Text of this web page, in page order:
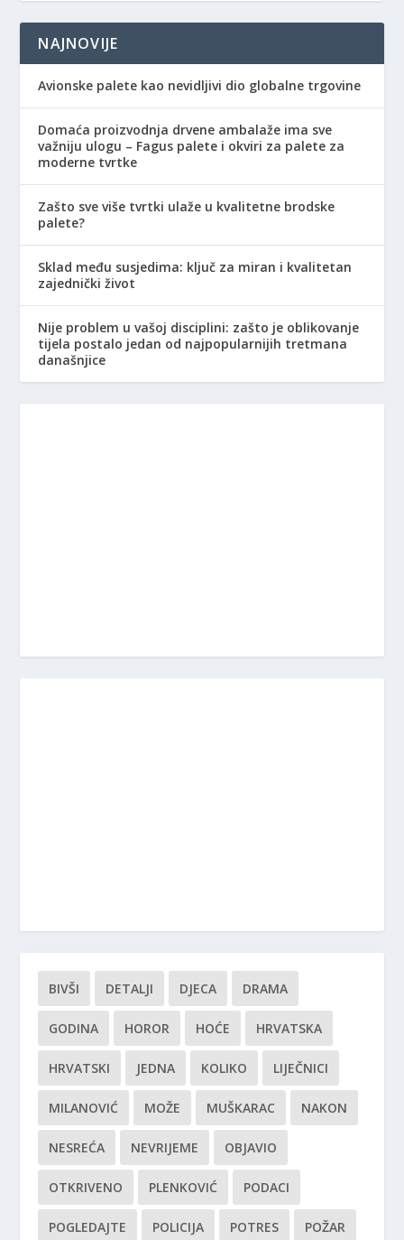
NAJNOVIJE
Avionske palete kao nevidljivi dio globalne trgovine
Domaća proizvodnja drvene ambalaže ima sve
važniju ulogu – Fagus palete i okviri za palete za
moderne tvrtke
Zašto sve više tvrtki ulaže u kvalitetne brodske
palete?
Sklad među susjedima: ključ za miran i kvalitetan
zajednički život
Nije problem u vašoj disciplini: zašto je oblikovanje
tijela postalo jedan od najpopularnijih tretmana
današnjice
BIVŠI DETALJI DJECA DRAMA
GODINA HOROR HOĆE HRVATSKA
HRVATSKI JEDNA KOLIKO LIJEČNICI
MILANOVIĆ MOŽE MUŠKARAC NAKON
NESREĆA NEVRIJEME OBJAVIO
OTKRIVENO PLENKOVIĆ PODACI
POGLEDAJTE POLICIJA POTRES POŽAR